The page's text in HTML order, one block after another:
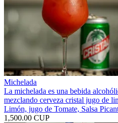
Michelada
La michelada es una bebida
mezclando cerveza cristal jugo de
Limón, jugo de Tomate, Salsa
1,500.00 CUP